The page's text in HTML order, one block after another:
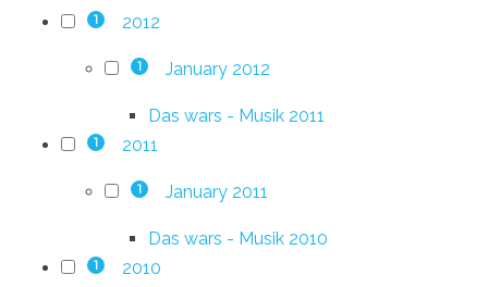
1 2012
1 January 2012
Das wars - Musik 2011
1 2011
1 January 2011
Das wars - Musik 2010
1 2010